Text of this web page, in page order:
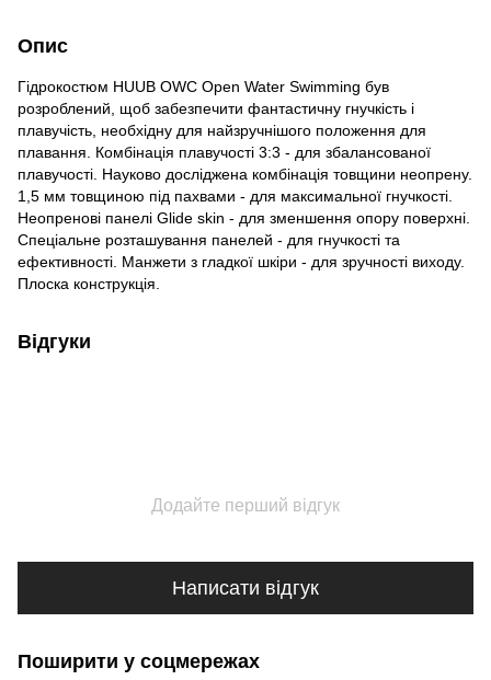
Опис
Гідрокостюм HUUB OWC Open Water Swimming був
розроблений, щоб забезпечити фантастичну гнучкість і
плавучість, необхідну для найзручнішого положення для
плавання. Комбінація плавучості 3:3 - для збалансованої
плавучості. Науково досліджена комбінація товщини неопрену.
1,5 мм товщиною під пахвами - для максимальної гнучкості.
Неопренові панелі Glide skin - для зменшення опору поверхні.
Спеціальне розташування панелей - для гнучкості та
ефективності. Манжети з гладкої шкіри - для зручності виходу.
Плоска конструкція.
Відгуки
Додайте перший відгук
Написати відгук
Поширити у соцмережах